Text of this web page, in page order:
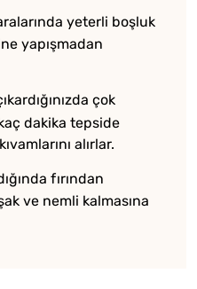
yeterli boşluk
yapışmadan
çok
dakika tepside
alırlar.
fırından
ve nemli kalmasına